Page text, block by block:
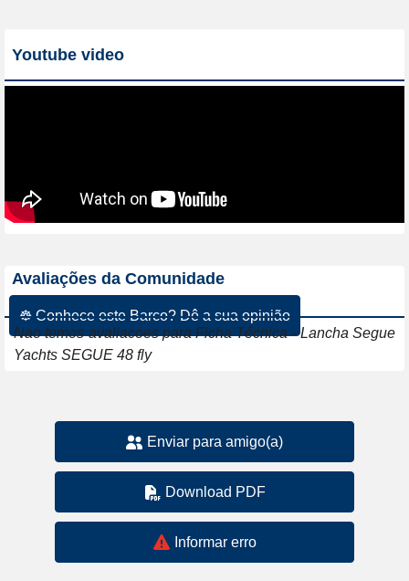
Youtube video
Avaliações da Comunidade
☸ Conhece este Barco? Dê a sua opinião
Nao temos avaliacoes para Ficha Técnica - Lancha Segue
Yachts SEGUE 48 fly
Enviar para amigo(a)
Download PDF
Informar erro